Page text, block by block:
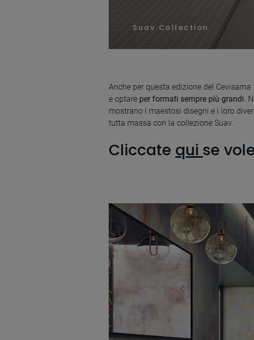
Suav Collection
Anche per questa edizione del
e optare per formati sempre più grandi.
mostrano i maestosi disegni e i loro
tutta massa con la collezione Suav.
Cliccate qui se